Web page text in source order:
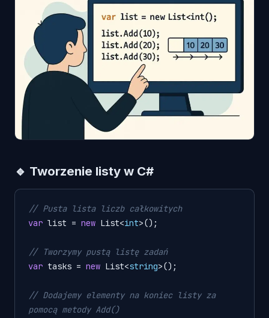
🔹 Tworzenie listy w C#
// Pusta lista liczb całkowitych
var list = new List<int>();
// Tworzymy pustą listę zadań
var tasks = new List<string>();
// Dodajemy elementy na koniec listy za
pomocą metody Add()